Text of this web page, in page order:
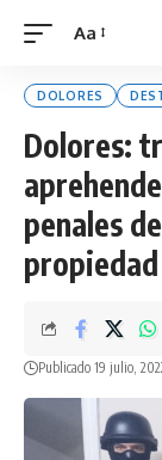
Font
Aa
DOLORES
Dolores:
penales
Publicado 19 julio,